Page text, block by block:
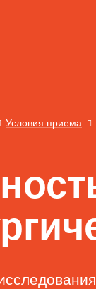
Условия приема